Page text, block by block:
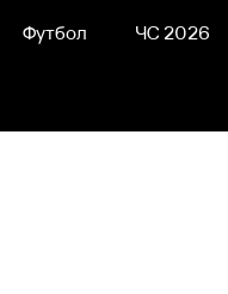
Футбол ЧС 2026